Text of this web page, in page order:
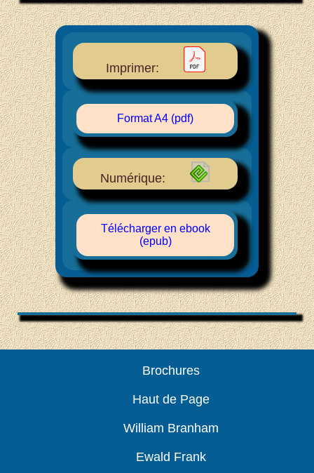
Imprimer:
Format A4 (pdf)
Numérique:
Télécharger en ebook
(epub)
Brochures
Haut de Page
William Branham
Ewald Frank